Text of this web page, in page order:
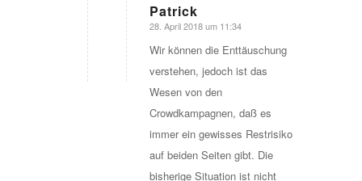
Patrick
sagte:
28. April 2018 um 11:34
Wir können die Enttäuschung
verstehen, jedoch ist das
Wesen von den
Crowdkampagnen, daß es
immer ein gewisses Restrisiko
auf beiden Seiten gibt. Die
bisherige Situation ist nicht